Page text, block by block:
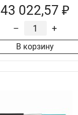
43 022,57 ₽
– +
В корзину